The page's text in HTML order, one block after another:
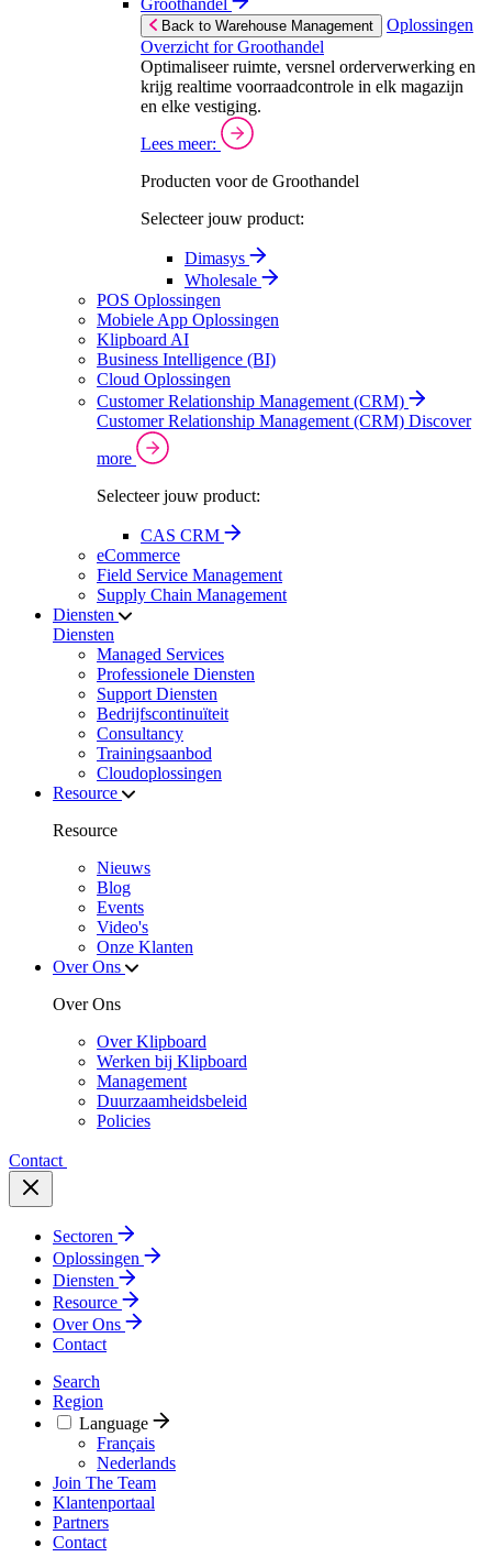
Groothandel
Back to Warehouse Management
Oplossingen
Overzicht for Groothandel
Optimaliseer ruimte, versnel orderverwerking en
krijg realtime voorraadcontrole in elk magazijn
en elke vestiging.
Lees meer:
Producten voor de Groothandel
Selecteer jouw product:
Dimasys
Wholesale
POS Oplossingen
Mobiele App Oplossingen
Klipboard AI
Business Intelligence (BI)
Cloud Oplossingen
Customer Relationship Management (CRM)
Customer Relationship Management (CRM) Discover
more
Selecteer jouw product:
CAS CRM
eCommerce
Field Service Management
Supply Chain Management
Diensten
Diensten
Managed Services
Professionele Diensten
Support Diensten
Bedrijfscontinuïteit
Consultancy
Trainingsaanbod
Cloudoplossingen
Resource
Resource
Nieuws
Blog
Events
Video's
Onze Klanten
Over Ons
Over Ons
Over Klipboard
Werken bij Klipboard
Management
Duurzaamheidsbeleid
Policies
Contact
Sectoren
Oplossingen
Diensten
Resource
Over Ons
Contact
Search
Region
Language
Français
Nederlands
Join The Team
Klantenportaal
Partners
Contact